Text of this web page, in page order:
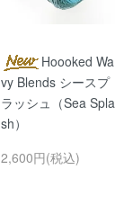
Hoooked Wa
vy Blends シースプ
ラッシュ（Sea Spla
sh）
2,600円(税込)